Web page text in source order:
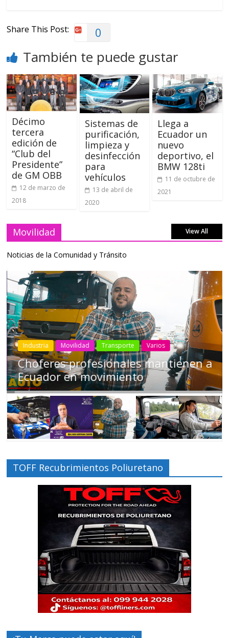
Share This Post: 0
También te puede gustar
Décimo
tercera
edición de
“Club del
Presidente”
de GM OBB
12 de marzo de
2018
Sistemas de
purificación,
limpieza y
desinfección
para
vehículos
13 de abril de
2020
Llega a
Ecuador un
nuevo
deportivo, el
BMW 128ti
11 de octubre de
2021
Movilidad View All
Noticias de la Comunidad y Tránsito
Industria Movilidad Transporte Varios
Choferes profesionales mantienen a
Ecuador en movimiento
TOFF Recubrimientos Poliuretano